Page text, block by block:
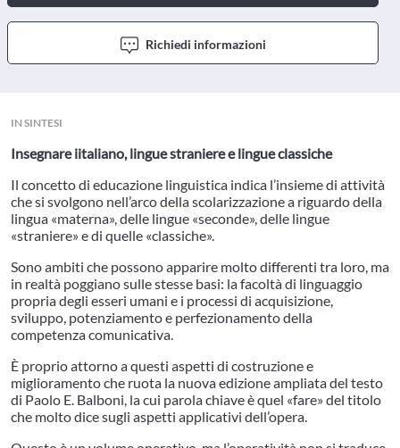
Richiedi informazioni
IN SINTESI
Insegnare iitaliano, lingue straniere e lingue classiche
Il concetto di educazione linguistica indica l’insieme di attività
che si svolgono nell’arco della scolarizzazione a riguardo della
lingua «materna», delle lingue «seconde», delle lingue
«straniere» e di quelle «classiche».
Sono ambiti che possono apparire molto differenti tra loro, ma
in realtà poggiano sulle stesse basi: la facoltà di linguaggio
propria degli esseri umani e i processi di acquisizione,
sviluppo, potenziamento e perfezionamento della
competenza comunicativa.
È proprio attorno a questi aspetti di costruzione e
miglioramento che ruota la nuova edizione ampliata del testo
di Paolo E. Balboni, la cui parola chiave è quel «fare» del titolo
che molto dice sugli aspetti applicativi dell’opera.